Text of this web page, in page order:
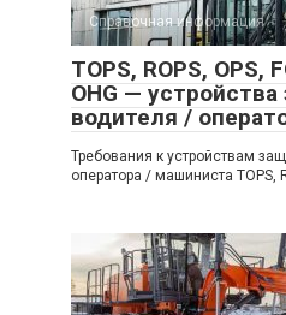
Справочная информация
TOPS, ROPS, OPS,
OHG —
водителя /
Требования к устройствам
оператора / машиниста TOPS,